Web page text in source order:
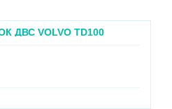
ДВС VOLVO ТD100